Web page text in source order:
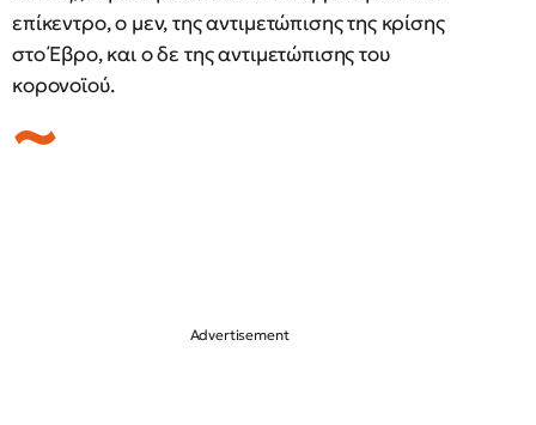
επίκεντρο, ο μεν, της αντιμετώπισης της κρίσης
στο Έβρο, και ο δε της αντιμετώπισης του
κορονοϊού.